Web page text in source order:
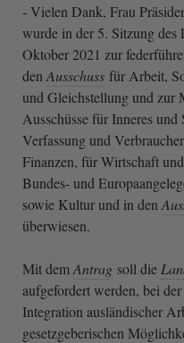
- Vielen Dank, Frau
wurde in der 5. Sitzung des
Oktober 2021 zur
den Ausschuss für Arbeit,
und Gleichstellung und zur
Ausschüsse für Inneres
Verfassung und
Finanzen, für Wirtschaft
Bundes- und
sowie Kultur und in den
überwiesen.
Mit demAntrag soll die
aufgefordert werden, bei
Integration ausländischer
gesetzgeberischen